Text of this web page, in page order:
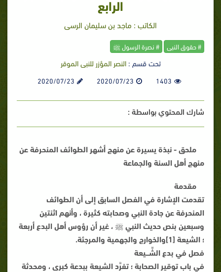
الرابع
الكاتب : ماجد بن سليمان الرسى
# حقوق النبى # نصرة الرسول ﷺ
تحت قسم :النصر المؤزر للنبى الموقر
1403
2020/07/23
2020/07/23
شارك المحتوي بواسطة :
ملحق - نبذة يسيرة عن منهج أشهر الطوائف المنحرفة عن
منهج أهل السنة والجماعة
مقدمة
تقدمت الإشارة في الفصل السابق إلى أن الطوائف
المنحرفة عن جادة النبي وصحابته كثيرة ، وأنهم اثنتين
وسبعين بنص حديث النبي ﷺ ، غير أن رؤوس أهل البدع أربعة
؛ الشيعة [1]والخوارج والجهمية والمرجئة.
فصل في بدع الشِّـــيعة
في باب توقير الصحابة ؛ تفرَّد الشيعة ببدعة كبرى ، ومحدثة